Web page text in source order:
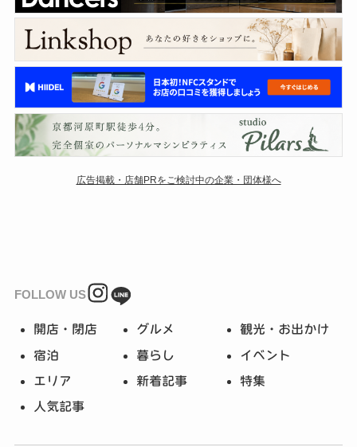
広告掲載・店舗PRをご検討中の企業・団体様へ
FOLLOW US
開店・閉店 グルメ 観光・お出かけ
宿泊 暮らし イベント
エリア 新着記事 特集
人気記事